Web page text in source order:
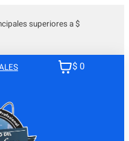
superiores a $
$ 0